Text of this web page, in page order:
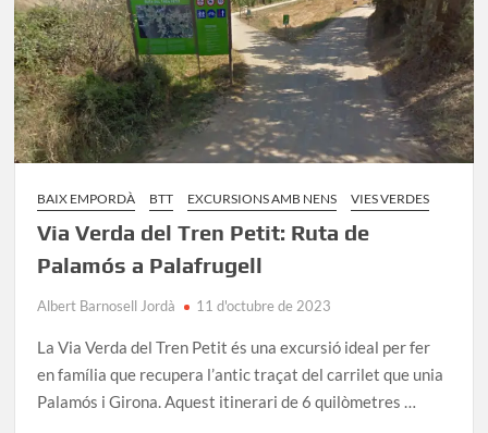
BAIX EMPORDÀ BTT EXCURSIONS AMB NENS VIES VERDES
Via Verda del Tren Petit: Ruta de
Palamós a Palafrugell
Albert Barnosell Jordà 11 d'octubre de 2023
La Via Verda del Tren Petit és una excursió ideal per fer
en família que recupera l’antic traçat del carrilet que unia
Palamós i Girona. Aquest itinerari de 6 quilòmetres …